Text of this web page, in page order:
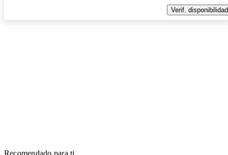
Verif. disponibilidad
Recomendado para ti